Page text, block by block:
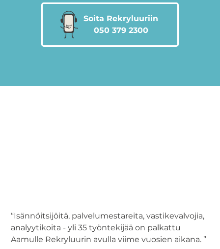
Soita Rekryluuriin
050 379 2300
“Isännöitsijöitä, palvelumestareita, vastikevalvojia,
analyytikoita - yli 35 työntekijää on palkattu
Aamulle Rekryluurin avulla viime vuosien aikana. ”